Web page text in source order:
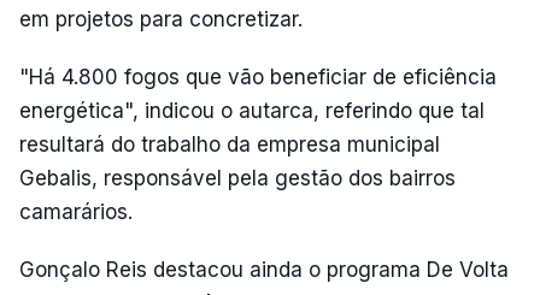
em projetos para concretizar.
"Há 4.800 fogos que vão beneficiar de eficiência
energética", indicou o autarca, referindo que tal
resultará do trabalho da empresa municipal
Gebalis, responsável pela gestão dos bairros
camarários.
Gonçalo Reis destacou ainda o programa De Volta